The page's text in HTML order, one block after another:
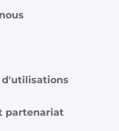
partenariat